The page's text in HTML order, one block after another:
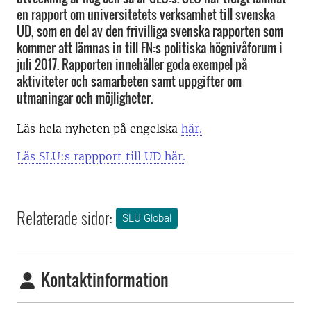
en rapport om universitetets verksamhet till svenska
UD, som en del av den frivilliga svenska rapporten som
kommer att lämnas in till FN:s politiska högnivåforum i
juli 2017. Rapporten innehåller goda exempel på
aktiviteter och samarbeten samt uppgifter om
utmaningar och möjligheter.
Läs hela nyheten på engelska här.
Läs SLU:s rappport till UD här.
Relaterade sidor: SLU Global
Kontaktinformation